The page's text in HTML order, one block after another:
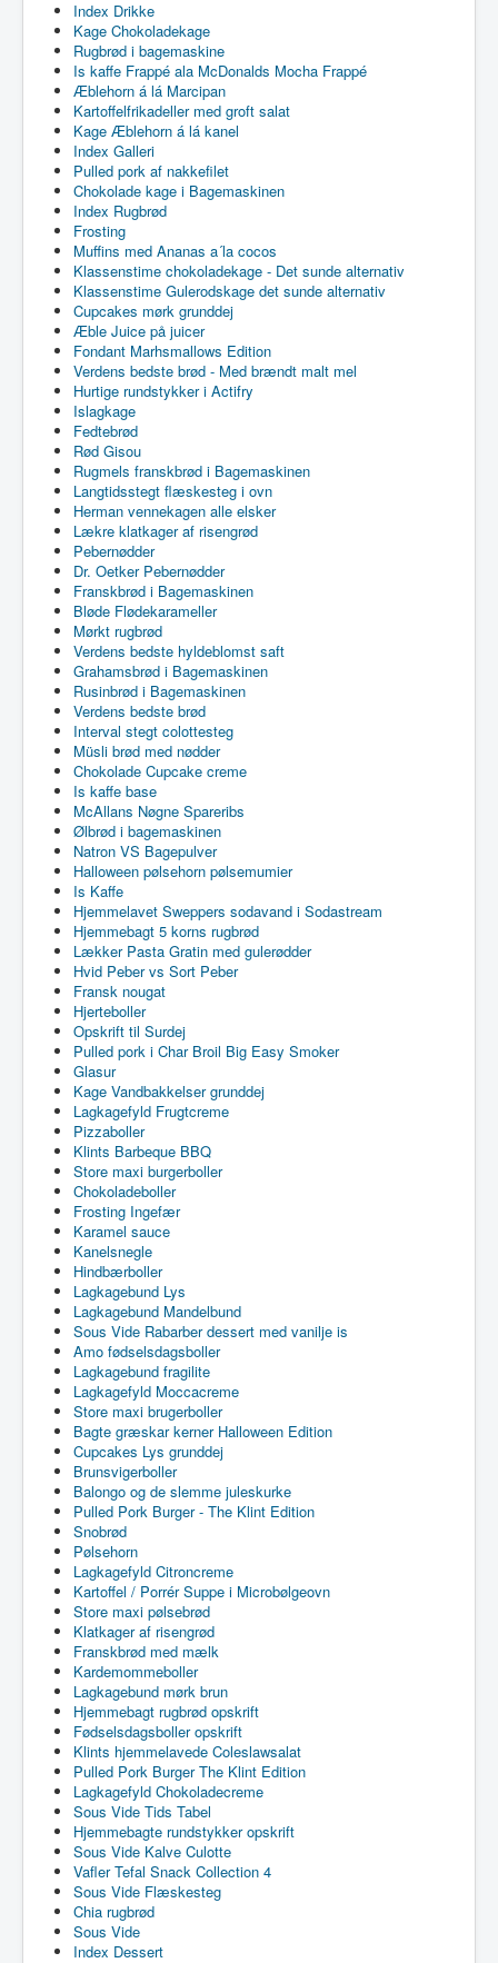
Index Drikke
Kage Chokoladekage
Rugbrød i bagemaskine
Is kaffe Frappé ala McDonalds Mocha Frappé
Æblehorn á lá Marcipan
Kartoffelfrikadeller med groft salat
Kage Æblehorn á lá kanel
Index Galleri
Pulled pork af nakkefilet
Chokolade kage i Bagemaskinen
Index Rugbrød
Frosting
Muffins med Ananas a´la cocos
Klassenstime chokoladekage - Det sunde alternativ
Klassenstime Gulerodskage det sunde alternativ
Cupcakes mørk grunddej
Æble Juice på juicer
Fondant Marhsmallows Edition
Verdens bedste brød - Med brændt malt mel
Hurtige rundstykker i Actifry
Islagkage
Fedtebrød
Rød Gisou
Rugmels franskbrød i Bagemaskinen
Langtidsstegt flæskesteg i ovn
Herman vennekagen alle elsker
Lækre klatkager af risengrød
Pebernødder
Dr. Oetker Pebernødder
Franskbrød i Bagemaskinen
Bløde Flødekarameller
Mørkt rugbrød
Verdens bedste hyldeblomst saft
Grahamsbrød i Bagemaskinen
Rusinbrød i Bagemaskinen
Verdens bedste brød
Interval stegt colottesteg
Müsli brød med nødder
Chokolade Cupcake creme
Is kaffe base
McAllans Nøgne Spareribs
Ølbrød i bagemaskinen
Natron VS Bagepulver
Halloween pølsehorn pølsemumier
Is Kaffe
Hjemmelavet Sweppers sodavand i Sodastream
Hjemmebagt 5 korns rugbrød
Lækker Pasta Gratin med gulerødder
Hvid Peber vs Sort Peber
Fransk nougat
Hjerteboller
Opskrift til Surdej
Pulled pork i Char Broil Big Easy Smoker
Glasur
Kage Vandbakkelser grunddej
Lagkagefyld Frugtcreme
Pizzaboller
Klints Barbeque BBQ
Store maxi burgerboller
Chokoladeboller
Frosting Ingefær
Karamel sauce
Kanelsnegle
Hindbærboller
Lagkagebund Lys
Lagkagebund Mandelbund
Sous Vide Rabarber dessert med vanilje is
Amo fødselsdagsboller
Lagkagebund fragilite
Lagkagefyld Moccacreme
Store maxi brugerboller
Bagte græskar kerner Halloween Edition
Cupcakes Lys grunddej
Brunsvigerboller
Balongo og de slemme juleskurke
Pulled Pork Burger - The Klint Edition
Snobrød
Pølsehorn
Lagkagefyld Citroncreme
Kartoffel / Porrér Suppe i Microbølgeovn
Store maxi pølsebrød
Klatkager af risengrød
Franskbrød med mælk
Kardemommeboller
Lagkagebund mørk brun
Hjemmebagt rugbrød opskrift
Fødselsdagsboller opskrift
Klints hjemmelavede Coleslawsalat
Pulled Pork Burger The Klint Edition
Lagkagefyld Chokoladecreme
Sous Vide Tids Tabel
Hjemmebagte rundstykker opskrift
Sous Vide Kalve Culotte
Vafler Tefal Snack Collection 4
Sous Vide Flæskesteg
Chia rugbrød
Sous Vide
Index Dessert